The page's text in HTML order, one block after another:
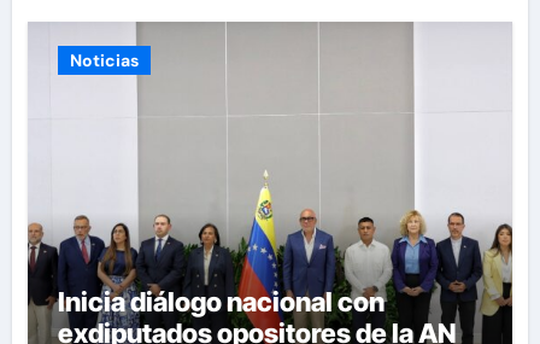
Noticias
Inicia diálogo nacional con
exdiputados opositores de la AN